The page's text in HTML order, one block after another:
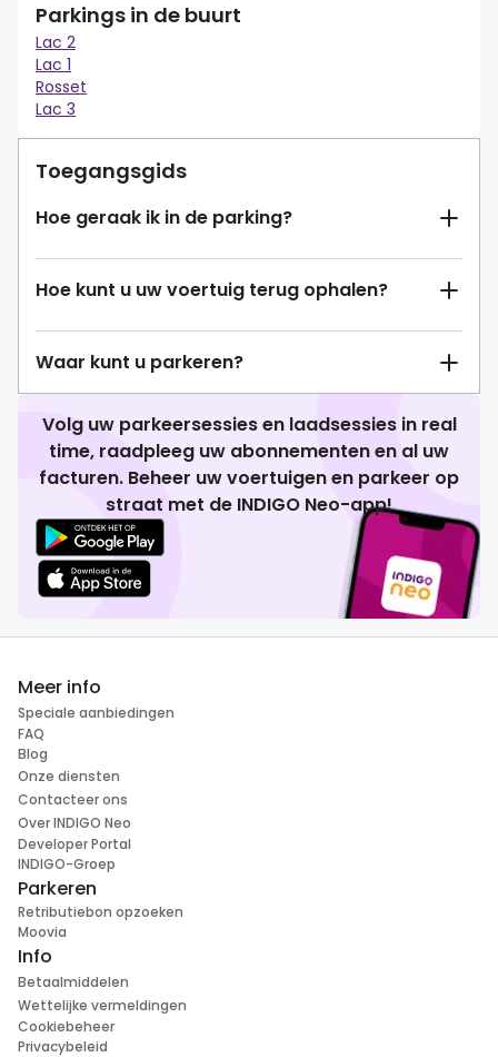
Parkings in de buurt
Lac 2
Lac 1
Rosset
Lac 3
Toegangsgids
Hoe geraak ik in de parking?
Hoe kunt u uw voertuig terug ophalen?
Waar kunt u parkeren?
Volg uw parkeersessies en laadsessies in real
time, raadpleeg uw abonnementen en al uw
facturen. Beheer uw voertuigen en parkeer op
straat met de INDIGO Neo-app!
Meer info
Speciale aanbiedingen
FAQ
Blog
Onze diensten
Contacteer ons
Over INDIGO Neo
Developer Portal
INDIGO-Groep
Parkeren
Retributiebon opzoeken
Moovia
Info
Betaalmiddelen
Wettelijke vermeldingen
Cookiebeheer
Privacybeleid